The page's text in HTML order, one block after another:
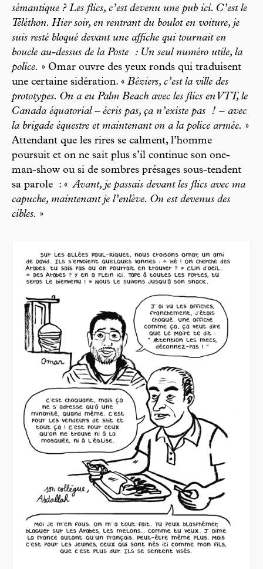
sémantique ? Les flics, c’est devenu une pub ici. C’est le
Téléthon. Hier soir, en rentrant du boulot en voiture, je
suis resté bloqué devant une affiche qui tournait en
boucle au-dessus de la Poste : Un seul numéro utile, la
police. » Omar ouvre des yeux ronds qui traduisent
une certaine sidération. « Béziers, c’est la ville des
prototypes. On a eu Palm Beach avec les flics en VTT, le
Canada équatorial – écris pas, ça n’existe pas ! – avec
la brigade équestre et maintenant on a la police armée. »
Attendant que les rires se calment, l’homme
poursuit et on ne sait plus s’il continue son one-
man-show ou si de sombres présages sous-tendent
sa parole : « Avant, je passais devant les flics avec ma
capuche, maintenant je l’enlève. On est devenus des
cibles. »